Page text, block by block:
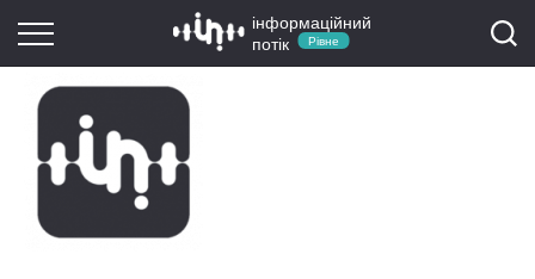
інформаційний
потік
Рівне